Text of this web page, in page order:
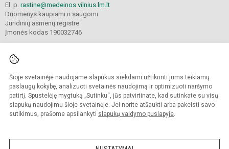
Šioje svetainėje naudojame slapukus siekdami užtikrinti jums teikiamų
paslaugų kokybę, analizuoti svetainės naudojimą ir optimizuoti naršymo
patirtį. Spustelėję mygtuką „Sutinku“, jūs patvirtinate, kad sutinkate su visų
slapukų naudojimu šioje svetainėje. Jei norite atšaukti arba pakeisti savo
sutikimus, prašome apsilankyti slapukų valdymo puslapyje.
El. p. rastine@medeinos.vilnius.lm.lt
Duomenys kaupiami ir saugomi
Juridinių asmenų registre
Įmonės kodas 190032746
© 2021. Vilniaus Medeinos pradinė mokykla. Visos teisės saugomos.
Kopijuoti turinį be raštiško mokyklos sutikimo griežtai draudžiama.
Prieinamumo paraiška Slapukų valdymas
Sumanus būdas atnaujinti